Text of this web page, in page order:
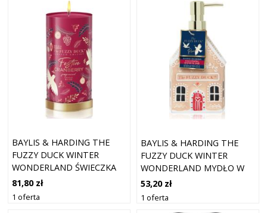
BAYLIS & HARDING THE
FUZZY DUCK WINTER
WONDERLAND ŚWIECZKA
ZAPACHOWA ZAPACHY
CRANBERRY 390 G
81,80 zł
1 oferta
BAYLIS & HARDING THE
FUZZY DUCK WINTER
WONDERLAND MYDŁO W
PŁYNIE DO RĄK ZAPACHY
CRANBERRY 650 ML
53,20 zł
1 oferta